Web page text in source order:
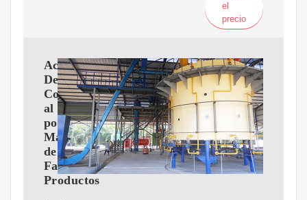
el
precio
Aceite
De
Cocina
al
por
Mayor
de
Fabricantes,
Productos